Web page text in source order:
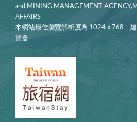
and MINING MANAGEMENT
AFFAIRS
本網站最佳瀏覽解析度為 1024 x 768，
覽器